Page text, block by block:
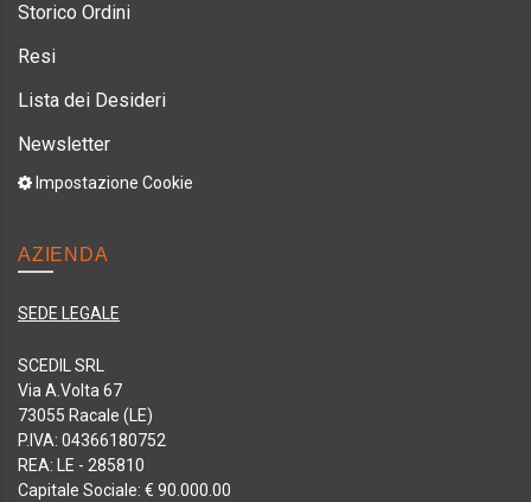
Storico Ordini
Resi
Lista dei Desideri
Newsletter
Impostazione Cookie
AZIENDA
SEDE LEGALE
SCEDIL SRL
Via A.Volta 67
73055 Racale (LE)
P.IVA: 04366180752
REA: LE - 285810
Capitale Sociale: € 90.000.00